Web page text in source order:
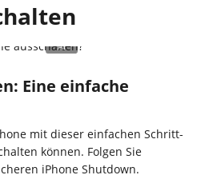
Eine einfache
mit dieser einfachen Schritt-
können. Folgen Sie
iPhone Shutdown.